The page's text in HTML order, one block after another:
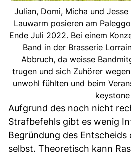
Julian, Domi, Micha und
Lauwarm posieren am
Ende Juli 2022. Bei einem
Band in der Brasserie
Abbruch, da weisse
trugen und sich Zuhörer
unwohl fühlten und beim
keystone
Aufgrund des noch nicht
Strafbefehls gibt es wenig
Begründung des Entscheids
selbst. Theoretisch kann